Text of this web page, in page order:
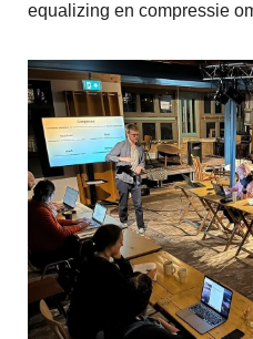
equalizing en compressie